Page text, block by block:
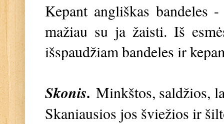
Kepant angliškas bandeles
mažiau su ja žaisti. Iš
išspaudžiam bandeles ir
Skonis. Minkštos, saldžios,
Skaniausios jos šviežios ir